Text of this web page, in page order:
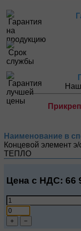
Наименование в
Концевой элемент
ТЕПЛО
Цена с НДС: 66
+ −